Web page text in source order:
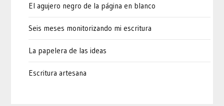
El agujero negro de la página en blanco
Seis meses monitorizando mi escritura
La papelera de las ideas
Escritura artesana